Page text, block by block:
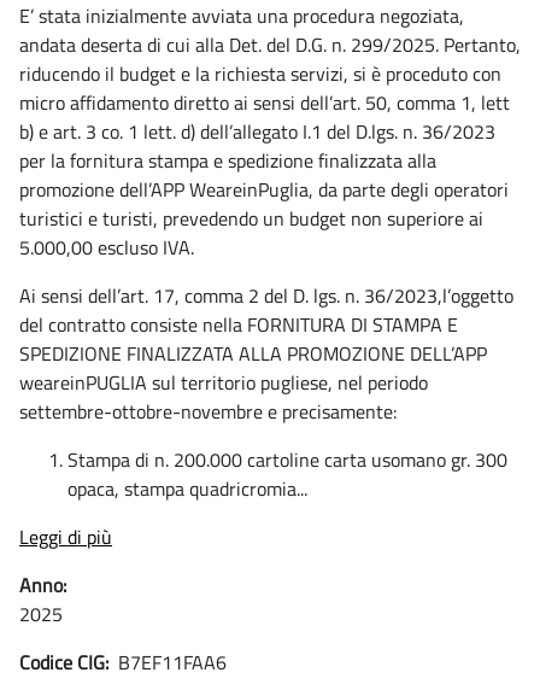
E’ stata inizialmente avviata una procedura negoziata,
andata deserta di cui alla Det. del D.G. n. 299/2025. Pertanto,
riducendo il budget e la richiesta servizi, si è proceduto con
micro affidamento diretto ai sensi dell’art. 50, comma 1, lett
b) e art. 3 co. 1 lett. d) dell’allegato I.1 del D.lgs. n. 36/2023
per la fornitura stampa e spedizione finalizzata alla
promozione dell’APP WeareinPuglia, da parte degli operatori
turistici e turisti, prevedendo un budget non superiore ai
5.000,00 escluso IVA.
Ai sensi dell’art. 17, comma 2 del D. lgs. n. 36/2023,l’oggetto
del contratto consiste nella FORNITURA DI STAMPA E
SPEDIZIONE FINALIZZATA ALLA PROMOZIONE DELL’APP
weareinPUGLIA sul territorio pugliese, nel periodo
settembre-ottobre-novembre e precisamente:
Stampa di n. 200.000 cartoline carta usomano gr. 300
opaca, stampa quadricromia...
Leggi di più
Anno:
2025
Codice CIG: B7EF11FAA6